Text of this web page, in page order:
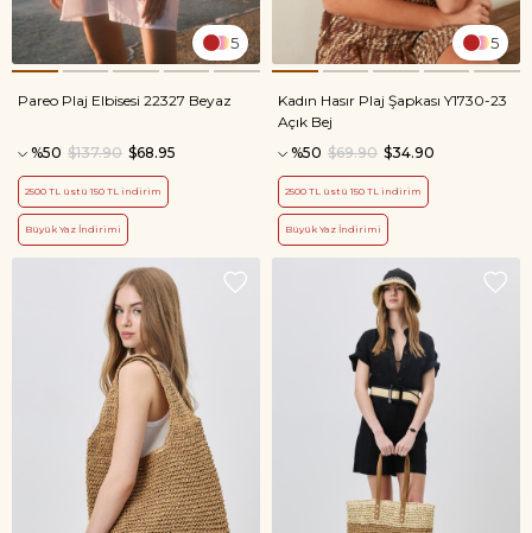
5
Pareo Plaj Elbisesi 22327 Beyaz
%50 $68.95
$137.90
2500 TL üstü 150 TL indirim
Büyük Yaz İndirimi
5
Kadın Hasır Plaj Şapkası Y1730-23
Açık Bej
%50
$34.90
$69.90
2500 TL üstü 150 TL indirim
Büyük Yaz İndirimi